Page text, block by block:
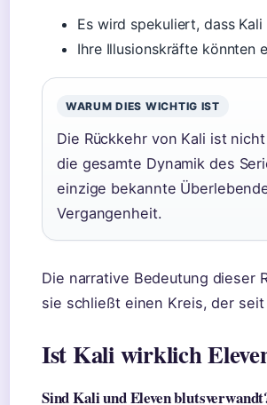
Es wird spekuliert, dass
Ihre Illusionskräfte könnten
WARUM DIES WICHTIG IST
Die Rückkehr von Kali ist
die gesamte Dynamik des
einzige bekannte
Vergangenheit.
Die narrative Bedeutung dieser
sie schließt einen Kreis, der
Ist Kali wirklich
Sind Kali und Eleven